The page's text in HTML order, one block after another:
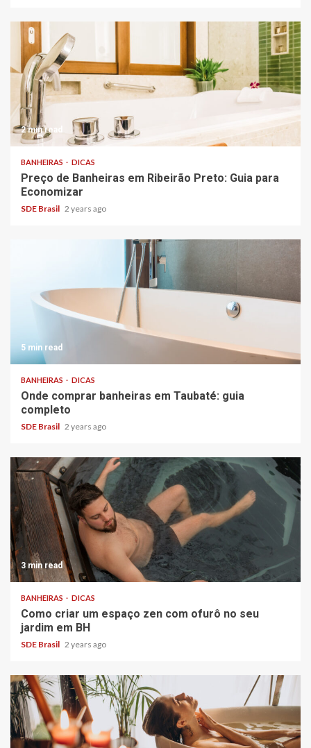
2 min read
BANHEIRAS DICAS
Preço de Banheiras em Ribeirão Preto: Guia para
Economizar
SDE Brasil 2 years ago
5 min read
BANHEIRAS DICAS
Onde comprar banheiras em Taubaté: guia
completo
SDE Brasil 2 years ago
3 min read
BANHEIRAS DICAS
Como criar um espaço zen com ofurô no seu
jardim em BH
SDE Brasil 2 years ago